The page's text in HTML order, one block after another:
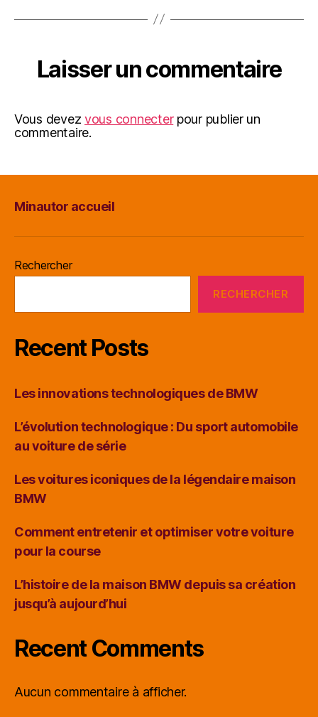
Laisser un commentaire
Vous devezvous connecterpour publier un
commentaire.
Minautor accueil
Rechercher
RECHERCHER
Recent Posts
Les innovations technologiques de BMW
L’évolution technologique : Du sport automobile
au voiture de série
Les voitures iconiques de la légendaire maison
BMW
Comment entretenir et optimiser votre voiture
pour la course
L’histoire de la maison BMW depuis sa création
jusqu’à aujourd’hui
Recent Comments
Aucun commentaire à afficher.